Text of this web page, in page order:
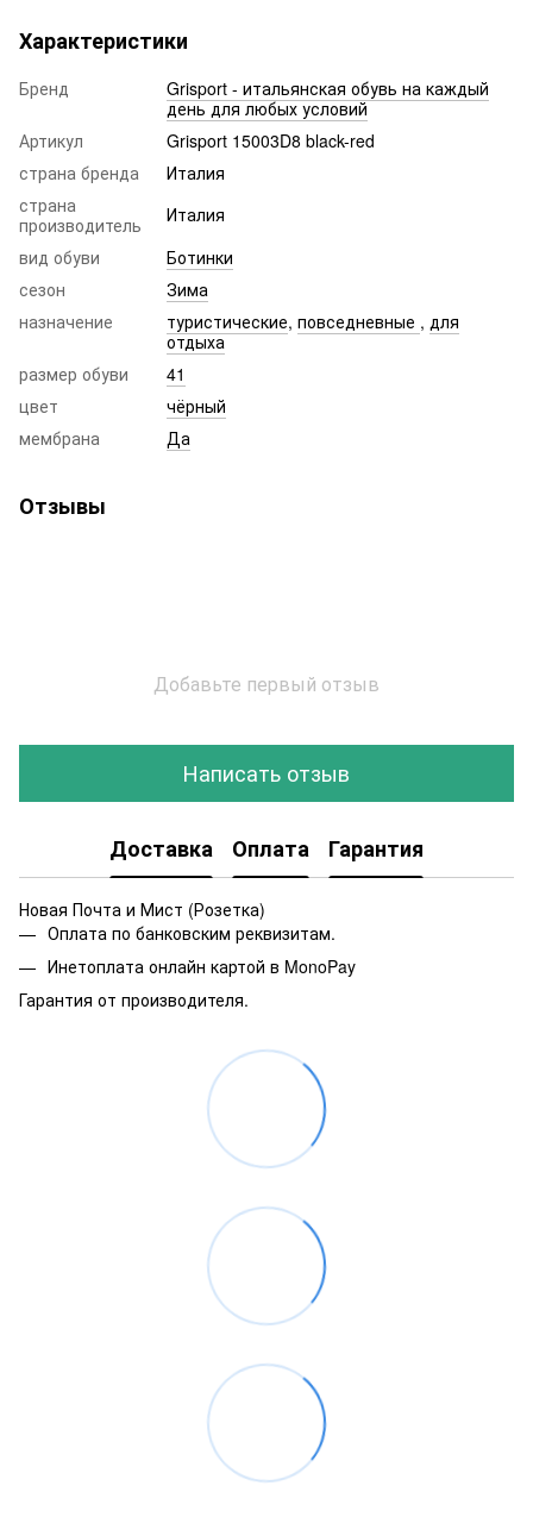
Характеристики
Бренд
Grisport - итальянская обувь на каждый
день для любых условий
Артикул
Grisport 15003D8 black-red
страна бренда
Италия
страна
производитель
Италия
вид обуви
Ботинки
сезон
Зима
назначение
туристические, повседневные , для
отдыха
размер обуви
41
цвет
чёрный
мембрана
Да
Отзывы
Добавьте первый отзыв
Написать отзыв
Доставка Оплата Гарантия
Новая Почта и Мист (Розетка)
Оплата по банковским реквизитам.
Инетоплата онлайн картой в MonoPay
Гарантия от производителя.